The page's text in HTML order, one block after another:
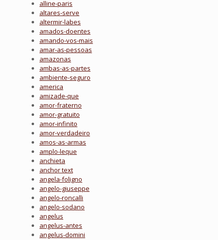
alline-paris
altares-serve
altermir-labes
amados-doentes
amando-vos-mais
amar-as-pessoas
amazonas
ambas-as-partes
ambiente-seguro
america
amizade-que
amor-fraterno
amor-gratuito
amor-infinito
amor-verdadeiro
amos-as-armas
amplo-leque
anchieta
anchor text
angela-foligno
angelo-giuseppe
angelo-roncalli
angelo-sodano
angelus
angelus-antes
angelus-domini